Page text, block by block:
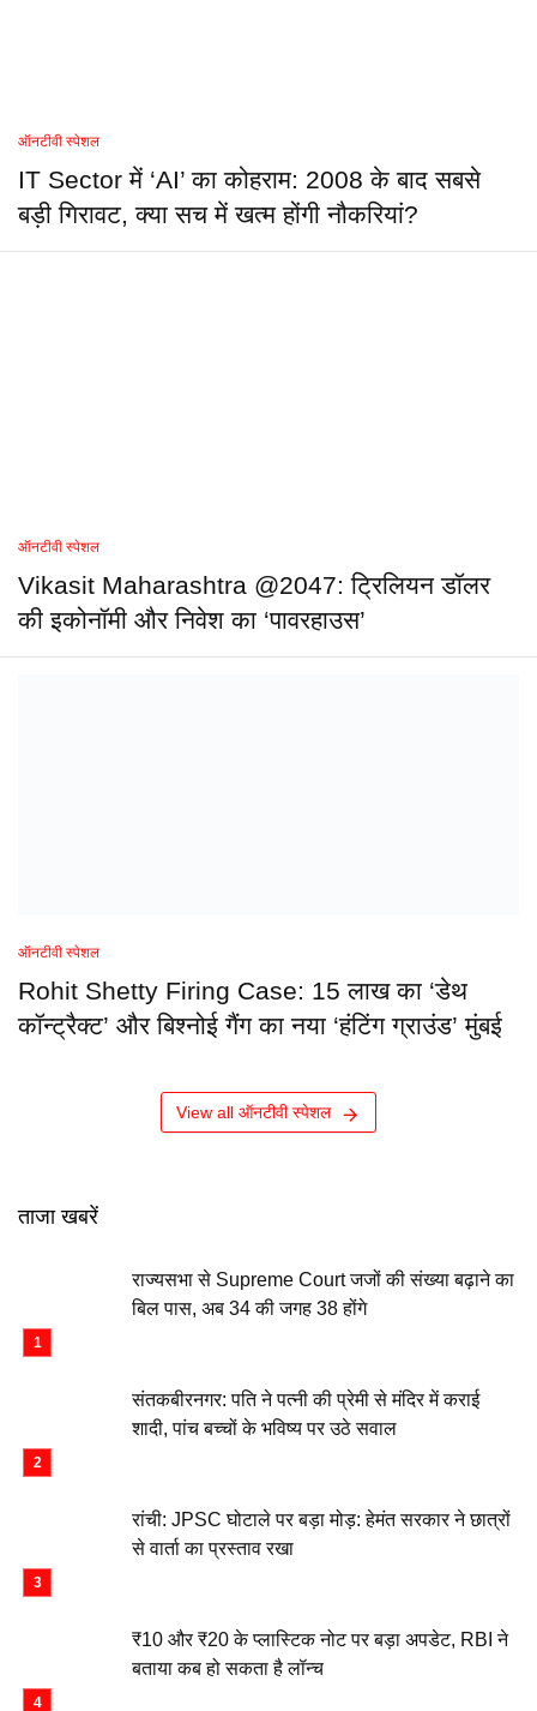
ऑनटीवी स्पेशल
IT Sector में ‘AI’ का कोहराम: 2008 के बाद सबसे
बड़ी गिरावट, क्या सच में खत्म होंगी नौकरियां?
ऑनटीवी स्पेशल
Vikasit Maharashtra @2047: ट्रिलियन डॉलर
की इकोनॉमी और निवेश का ‘पावरहाउस’
ऑनटीवी स्पेशल
Rohit Shetty Firing Case: 15 लाख का ‘डेथ
कॉन्ट्रैक्ट’ और बिश्नोई गैंग का नया ‘हंटिंग ग्राउंड’ मुंबई
View all ऑनटीवी स्पेशल
ताजा खबरें
राज्यसभा से Supreme Court जजों की संख्या बढ़ाने का
बिल पास, अब 34 की जगह 38 होंगे
संतकबीरनगर: पति ने पत्नी की प्रेमी से मंदिर में कराई
शादी, पांच बच्चों के भविष्य पर उठे सवाल
रांची: JPSC घोटाले पर बड़ा मोड़: हेमंत सरकार ने छात्रों
से वार्ता का प्रस्ताव रखा
₹10 और ₹20 के प्लास्टिक नोट पर बड़ा अपडेट, RBI ने
बताया कब हो सकता है लॉन्च